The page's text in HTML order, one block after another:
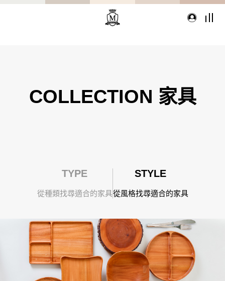
想從風格找家具嗎?
STYLE
想從空間找家具嗎?
COLLECTION 家具
TYPE
從種類找尋適合的家具
STYLE
從風格找尋適合的家具